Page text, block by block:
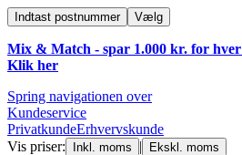
Indtast postnummer Vælg
Mix & Match - spar 1.000 kr. for
Klik her
Spring navigationen over
Kundeservice
PrivatkundeErhvervskunde
Vis priser:
Inkl. moms | Ekskl. moms